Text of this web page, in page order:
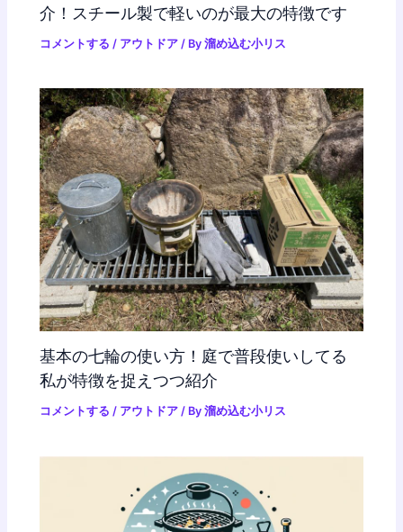
介！スチール製で軽いのが最大の特徴です
コメントする / アウトドア / By溜め込む小リス
基本の七輪の使い方！庭で普段使いしてる
私が特徴を捉えつつ紹介
コメントする / アウトドア / By溜め込む小リス